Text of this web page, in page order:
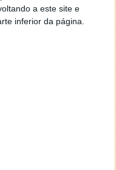
a este site e
inferior da página.